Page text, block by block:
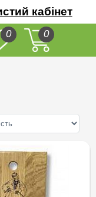
кабінет
0 0